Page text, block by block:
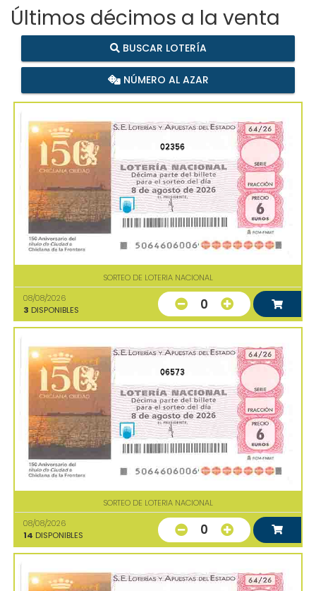
Últimos décimos a la venta
BUSCAR LOTERÍA
NÚMERO AL AZAR
02356
SORTEO DE LOTERIA NACIONAL
08/08/2026
3 DISPONIBLES 0
06573
SORTEO DE LOTERIA NACIONAL
08/08/2026
14 DISPONIBLES 0